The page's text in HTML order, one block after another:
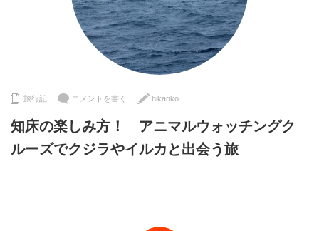
旅行記 コメントを書く hikariko
知床の楽しみ方！ アニマルウォッチングク
ルーズでクジラやイルカと出会う旅
…